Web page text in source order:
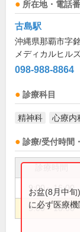
所在地・電話
古島駅
沖縄県那覇市字
メディカルヒル
098-988-8864
診療科目
精神科 心療内
診療/受付時間
9:00～16:00
9:00～18:00
お盆(8月中
に必ず医療機